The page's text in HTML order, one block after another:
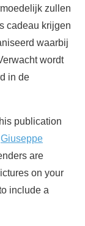
zullen
cadeau krijgen
waarbij
wordt
in de
publication
Giuseppe
are
on your
include a